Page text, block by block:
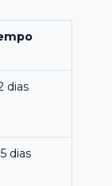
dias
dias